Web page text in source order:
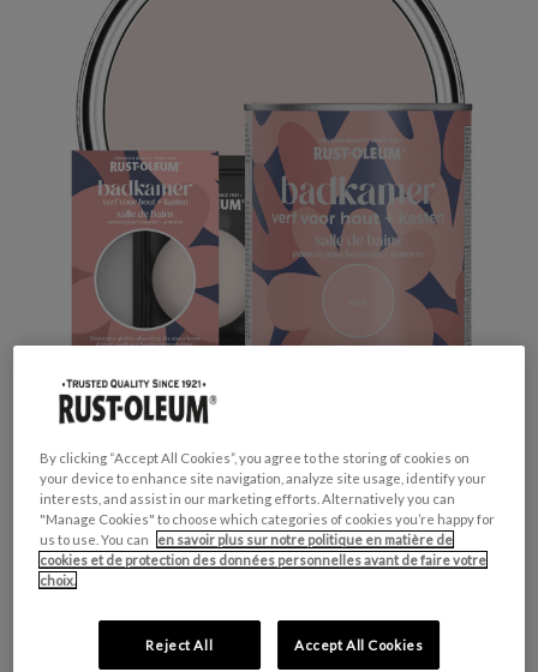
Productveiligheid
H317 - Peut provoquer une allergie cutanée.
H412 - Nocif pour les organismes aquatiques,
By clicking “Accept All Cookies”, you agree to the storing of cookies on
your device to enhance site navigation, analyze site usage, identify your
interests, and assist in our marketing efforts. Alternatively you can
"Manage Cookies" to choose which categories of cookies you’re happy for
us to use. You can
en savoir plus sur notre politique en matière de
cookies et de protection des données personnelles avant de faire votre
choix.
Reject All Accept All Cookies